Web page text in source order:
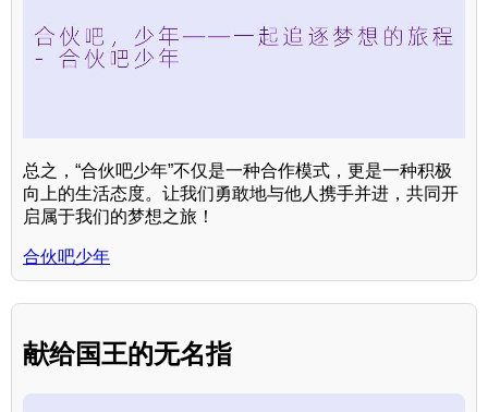
总之，“合伙吧少年”不仅是一种合作模式，更是一种积极
向上的生活态度。让我们勇敢地与他人携手并进，共同开
启属于我们的梦想之旅！
合伙吧少年
献给国王的无名指